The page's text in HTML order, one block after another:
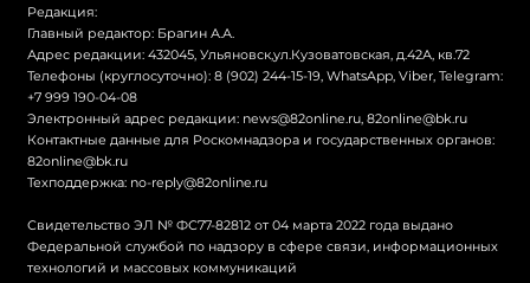
Редакция:
Главный редактор: Брагин А.А.
Адрес редакции: 432045, Ульяновск,ул.Кузоватовская, д.42А, кв.72
Телефоны (круглосуточно): 8 (902) 244-15-19, WhatsApp, Viber, Telegram:
+7 999 190-04-08
Электронный адрес редакции: news@82online.ru, 82online@bk.ru
Контактные данные для Роскомнадзора и государственных органов:
82online@bk.ru
Техподдержка: no-reply@82online.ru
Свидетельство ЭЛ № ФС77-82812 от 04 марта 2022 года выдано
Федеральной службой по надзору в сфере связи, информационных
технологий и массовых коммуникаций